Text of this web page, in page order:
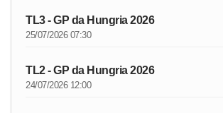
TL3 - GP da Hungria 2026
25/07/2026 07:30
TL2 - GP da Hungria 2026
24/07/2026 12:00